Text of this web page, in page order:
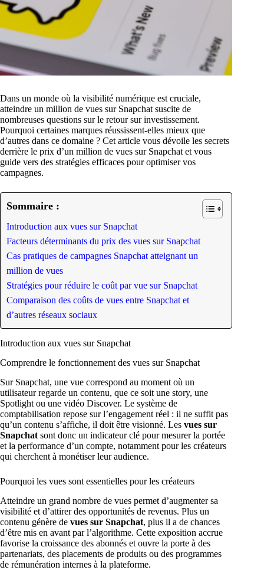
Dans un monde où la visibilité numérique est cruciale,
atteindre un million de vues sur Snapchat suscite de
nombreuses questions sur le retour sur investissement.
Pourquoi certaines marques réussissent-elles mieux que
d’autres dans ce domaine ? Cet article vous dévoile les secrets
derrière le prix d’un million de vues sur Snapchat et vous
guide vers des stratégies efficaces pour optimiser vos
campagnes.
Sommaire :
Introduction aux vues sur Snapchat
Facteurs déterminants du prix des vues sur Snapchat
Cas pratiques de campagnes Snapchat atteignant un
million de vues
Stratégies pour réduire le coût par vue sur Snapchat
Comparaison des coûts de vues entre Snapchat et
d’autres réseaux sociaux
Introduction aux vues sur Snapchat
Comprendre le fonctionnement des vues sur Snapchat
Sur Snapchat, une vue correspond au moment où un
utilisateur regarde un contenu, que ce soit une story, une
Spotlight ou une vidéo Discover. Le système de
comptabilisation repose sur l’engagement réel : il ne suffit pas
qu’un contenu s’affiche, il doit être visionné. Les vues sur
Snapchat sont donc un indicateur clé pour mesurer la portée
et la performance d’un compte, notamment pour les créateurs
qui cherchent à monétiser leur audience.
Pourquoi les vues sont essentielles pour les créateurs
Atteindre un grand nombre de vues permet d’augmenter sa
visibilité et d’attirer des opportunités de revenus. Plus un
contenu génère de vues sur Snapchat, plus il a de chances
d’être mis en avant par l’algorithme. Cette exposition accrue
favorise la croissance des abonnés et ouvre la porte à des
partenariats, des placements de produits ou des programmes
de rémunération internes à la plateforme.